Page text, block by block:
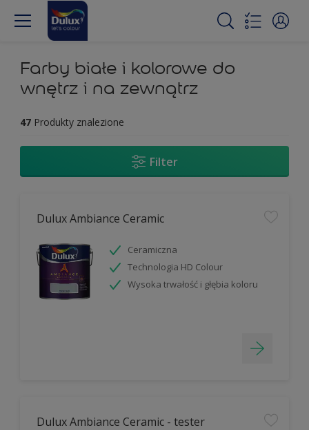
Farby białe i kolorowe do
wnętrz i na zewnątrz
47 Produkty znalezione
Filter
Dulux Ambiance Ceramic
Ceramiczna
Technologia HD Colour
Wysoka trwałość i głębia koloru
Dulux Ambiance Ceramic - tester